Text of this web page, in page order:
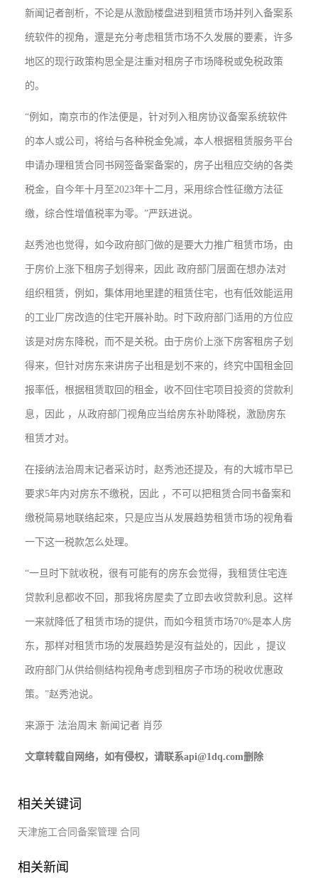
新闻记者剖析，不论是从激励楼盘进到租赁市场并列入备案系
统软件的视角，還是充分考虑租赁市场不久发展的要素，许多
地区的现行政策构思全是注重对租房子市场降税或免税政策
的。
“例如，南京市的作法便是，针对列入租房协议备案系统软件
的本人或公司，将给与各种税金免减，本人根据租赁服务平台
申请办理租赁合同书网签备案备案的，房子出租应交纳的各类
税金，自今年十月至2023年十二月，采用综合性征缴方法征
缴，综合性增值税率为零。”严跃进说。
赵秀池也觉得，如今政府部门做的是要大力推广租赁市场，由
于房价上涨下租房子划得来，因此 政府部门层面在想办法对
组织租赁，例如，集体用地里建的租赁住宅，也有低效能运用
的工业厂房改造的住宅开展补助。时下政府部门适用的方位应
该是对房东降税，而不是关税。由于房价上涨下房客租房子划
得来，但针对房东来讲房子出租是划不来的，终究中国租金回
报率低，根据租赁取回的租金，收不回住宅项目投资的贷款利
息，因此 ，从政府部门视角应当给房东补助降税，激励房东
租赁才对。
在接纳法治周末记者采访时，赵秀池还提及，有的大城市早已
要求5年内对房东不缴税，因此 ，不可以把租赁合同书备案和
缴税简易地联络起來，只是应当从发展趋势租赁市场的视角看
一下这一税款怎么处理。
“一旦时下就收税，很有可能有的房东会觉得，我租赁住宅连
贷款利息都收不回，那我将房屋卖了立即去收贷款利息。这样
一来就降低了租赁市场的提供，而如今租赁市场70%是本人房
东，那样对租赁市场的发展趋势是沒有益处的，因此 ，提议
政府部门从供给侧结构视角考虑到租房子市场的税收优惠政
策。”赵秀池说。
来源于 法治周末 新闻记者 肖莎
文章转载自网络，如有侵权，请联系api@1dq.com删除
相关关键词
天津施工合同备案管理 合同
相关新闻